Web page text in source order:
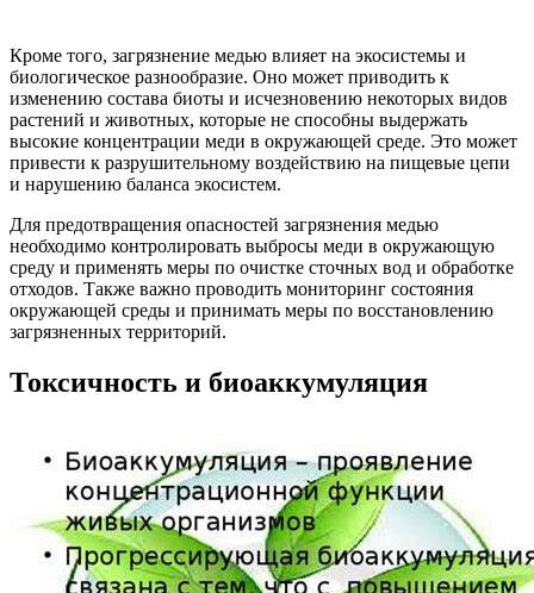
Кроме того, загрязнение медью влияет на экосистемы и
биологическое разнообразие. Оно может приводить к
изменению состава биоты и исчезновению некоторых видов
растений и животных, которые не способны выдержать
высокие концентрации меди в окружающей среде. Это может
привести к разрушительному воздействию на пищевые цепи
и нарушению баланса экосистем.
Для предотвращения опасностей загрязнения медью
необходимо контролировать выбросы меди в окружающую
среду и применять меры по очистке сточных вод и обработке
отходов. Также важно проводить мониторинг состояния
окружающей среды и принимать меры по восстановлению
загрязненных территорий.
Токсичность и биоаккумуляция